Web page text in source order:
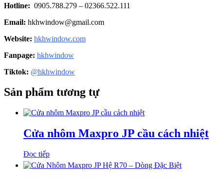
Hotline: 0905.788.279 – 02366.522.111
Email: hkhwindow@gmail.com
Website: hkhwindow.com
Fanpage: hkhwindow
Tiktok: @hkhwindow
Sản phẩm tương tự
Cửa nhôm Maxpro JP cầu cách nhiệt
Đọc tiếp